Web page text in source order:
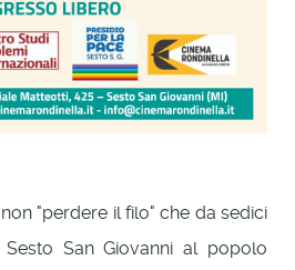
"perdere il filo" che da sedici
San Giovanni al popolo